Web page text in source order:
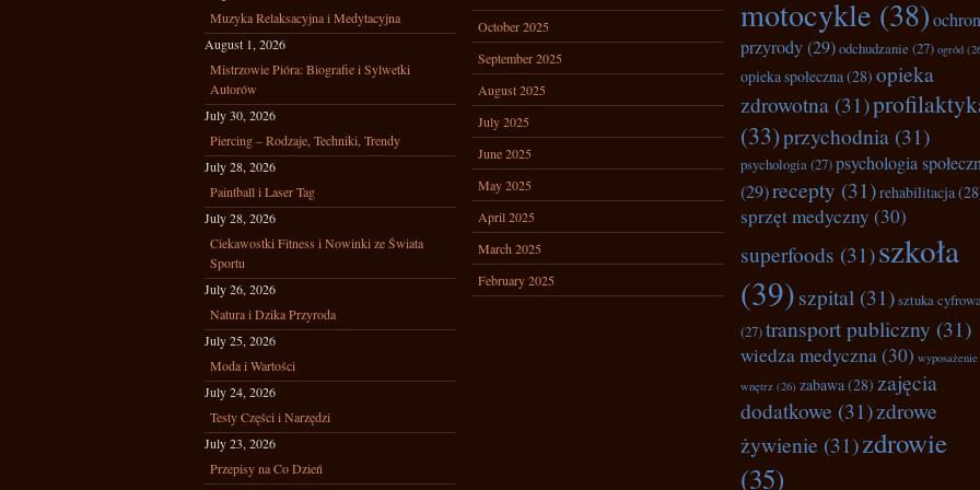
Muzyka Relaksacyjna i Medytacyjna
August 1, 2026
Mistrzowie Pióra: Biografie i Sylwetki
Autorów
July 30, 2026
Piercing – Rodzaje, Techniki, Trendy
July 28, 2026
Paintball i Laser Tag
July 28, 2026
Ciekawostki Fitness i Nowinki ze Świata
Sportu
July 26, 2026
Natura i Dzika Przyroda
July 25, 2026
Moda i Wartości
July 24, 2026
Testy Części i Narzędzi
July 23, 2026
Przepisy na Co Dzień
October 2025
September 2025
August 2025
July 2025
June 2025
May 2025
April 2025
March 2025
February 2025
motocykle (38)
przyrody(29)odchudzanie (27) ogród
opieka społeczna(28) opieka
zdrowotna (31)
(33)przychodnia (31)
psychologia(27)psychologia
(29)recepty (31)rehabilitacja
sprzęt medyczny (30)
superfoods (31)szkoła
(39)szpital (31)sztuka
(27)transport publiczny (31)
wiedza medyczna(30) wyposażenie
wnętrz (26) zabawa(28) zajęcia
dodatkowe (31)zdrowe
żywienie (31)zdrowie
(35)